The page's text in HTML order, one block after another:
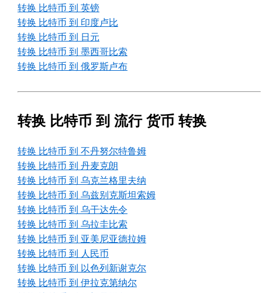
转换 比特币 到 英镑
转换 比特币 到 印度卢比
转换 比特币 到 日元
转换 比特币 到 墨西哥比索
转换 比特币 到 俄罗斯卢布
转换 比特币 到 流行 货币 转换
转换 比特币 到 不丹努尔特鲁姆
转换 比特币 到 丹麦克朗
转换 比特币 到 乌克兰格里夫纳
转换 比特币 到 乌兹别克斯坦索姆
转换 比特币 到 乌干达先令
转换 比特币 到 乌拉圭比索
转换 比特币 到 亚美尼亚德拉姆
转换 比特币 到 人民币
转换 比特币 到 以色列新谢克尔
转换 比特币 到 伊拉克第纳尔